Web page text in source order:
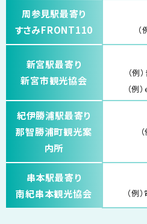
周参見駅最寄り
すさみFRONT110
新宮駅最寄り
新宮市観光協会
（
（例
紀伊勝浦駅最寄り
那智勝浦町観光案
内所
串本駅最寄り
南紀串本観光協会
（例